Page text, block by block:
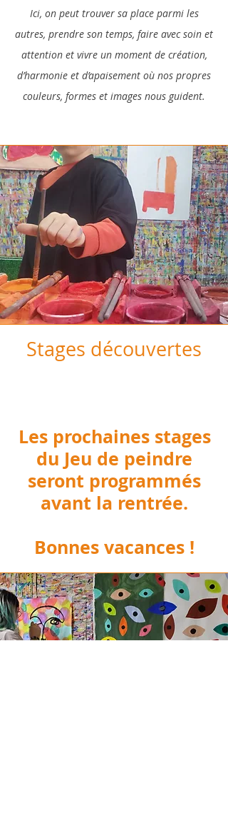
Ici, on peut trouver sa place parmi les
autres, prendre son temps, faire avec soin et
attention et vivre un moment de création,
d’harmonie et d’apaisement où nos propres
couleurs, formes et images nous guident.
Stages découvertes
Les prochaines stages
du Jeu de peindre
seront programmés
avant la rentrée.
Bonnes vacances !